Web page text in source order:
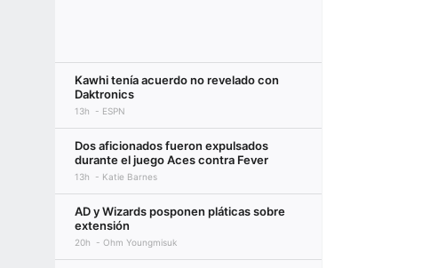
Kawhi tenía acuerdo no revelado con
Daktronics
13h ESPN
Dos aficionados fueron expulsados
durante el juego Aces contra Fever
13h Katie Barnes
AD y Wizards posponen pláticas sobre
extensión
20h Ohm Youngmisuk